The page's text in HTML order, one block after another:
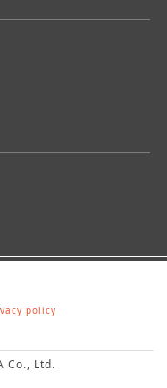
Co., Ltd.